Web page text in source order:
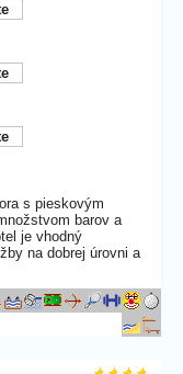
s pieskovým
barov a
je vhodný
na dobrej úrovni a